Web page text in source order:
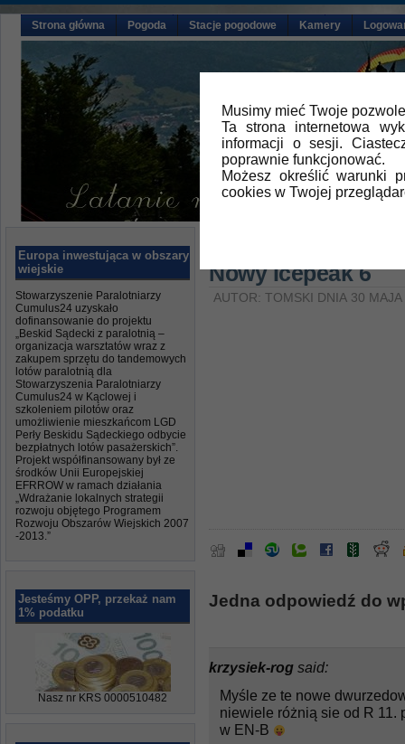
Musimy mieć Twoje
Ta strona internetowa
informacji o sesji.
poprawnie funkcjonować.
Możesz określić warunki
cookies w Twojej
Strona główna Pogoda Stacje pogodowe Kamery
Europa inwestująca w obszary
wiejskie
Stowarzyszenie Paralotniarzy
Cumulus24 uzyskało
dofinansowanie do projektu
„Beskid Sądecki z paralotnią –
organizacja warsztatów wraz z
zakupem sprzętu do tandemowych
lotów paralotnią dla
Stowarzyszenia Paralotniarzy
Cumulus24 w Kąclowej i
szkoleniem pilotów oraz
umożliwienie mieszkańcom LGD
Perły Beskidu Sądeckiego odbycie
bezpłatnych lotów pasażerskich”.
Projekt współfinansowany był ze
środków Unii Europejskiej
EFRROW w ramach działania
„Wdrażanie lokalnych strategii
rozwoju objętego Programem
Rozwoju Obszarów Wiejskich 2007
-2013.”
Jesteśmy OPP, przekaż nam
1% podatku
Nasz nr KRS 0000510482
Nowy Icepeak 6
AUTOR: TOMSKI DNIA 30 MAJA
Jedna odpowiedź do
krzysiek-rog said:
Myśle ze te nowe
niewiele różnią sie od R
w EN-B